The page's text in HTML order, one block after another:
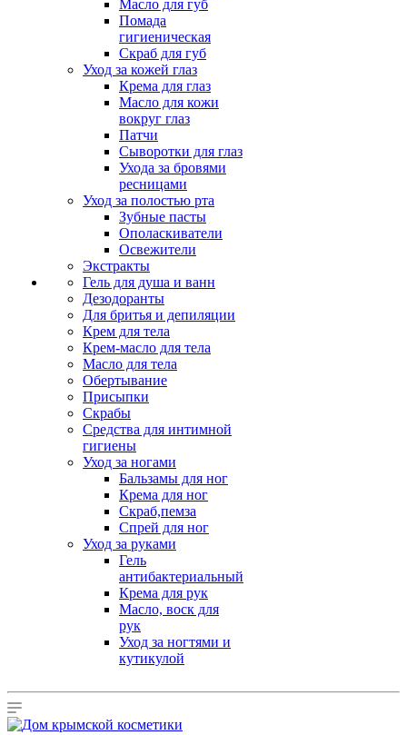
Масло для губ
Помада
гигиеническая
Скраб для губ
Уход за кожей глаз
Крема для глаз
Масло для кожи
вокруг глаз
Патчи
Сыворотки для глаз
Ухода за бровями
ресницами
Уход за полостью рта
Зубные пасты
Ополаскиватели
Освежители
Экстракты
Гель для душа и ванн
Дезодоранты
Для бритья и депиляции
Крем для тела
Крем-масло для тела
Масло для тела
Обертывание
Присыпки
Скрабы
Средства для интимной
гигиены
Уход за ногами
Бальзамы для ног
Крема для ног
Скраб,пемза
Спрей для ног
Уход за руками
Гель
антибактериальный
Крема для рук
Масло, воск для
рук
Уход за ногтями и
кутикулой